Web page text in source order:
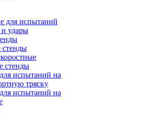
для испытаний
удары
стенды
стенды
испытаний на
тряску
испытаний на